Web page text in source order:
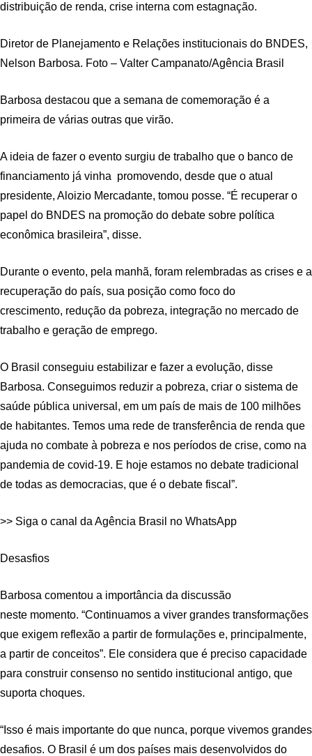
distribuição de renda, crise interna com estagnação.
Diretor de Planejamento e Relações institucionais do BNDES,
Nelson Barbosa. Foto – Valter Campanato/Agência Brasil
Barbosa destacou que a semana de comemoração é a
primeira de várias outras que virão.
A ideia de fazer o evento surgiu de trabalho que o banco de
financiamento já vinha promovendo, desde que o atual
presidente, Aloizio Mercadante, tomou posse. “É recuperar o
papel do BNDES na promoção do debate sobre política
econômica brasileira”, disse.
Durante o evento, pela manhã, foram relembradas as crises e a
recuperação do país, sua posição como foco do
crescimento, redução da pobreza, integração no mercado de
trabalho e geração de emprego.
O Brasil conseguiu estabilizar e fazer a evolução, disse
Barbosa. Conseguimos reduzir a pobreza, criar o sistema de
saúde pública universal, em um país de mais de 100 milhões
de habitantes. Temos uma rede de transferência de renda que
ajuda no combate à pobreza e nos períodos de crise, como na
pandemia de covid-19. E hoje estamos no debate tradicional
de todas as democracias, que é o debate fiscal”.
>> Siga o canal da Agência Brasil no WhatsApp
Desasfios
Barbosa comentou a importância da discussão
neste momento. “Continuamos a viver grandes transformações
que exigem reflexão a partir de formulações e, principalmente,
a partir de conceitos”. Ele considera que é preciso capacidade
para construir consenso no sentido institucional antigo, que
suporta choques.
“Isso é mais importante do que nunca, porque vivemos grandes
desafios. O Brasil é um dos países mais desenvolvidos do